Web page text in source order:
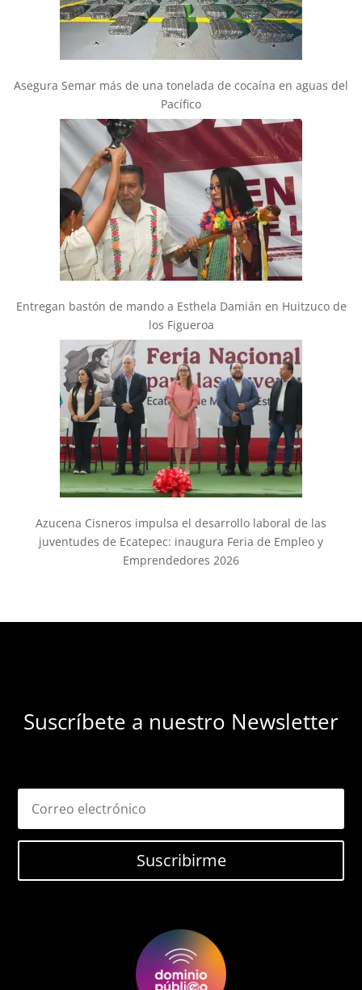
Asegura Semar más de una tonelada de cocaína en aguas del
Pacífico
Entregan bastón de mando a Esthela Damián en Huitzuco de
los Figueroa
Azucena Cisneros impulsa el desarrollo laboral de las
juventudes de Ecatepec: inaugura Feria de Empleo y
Emprendedores 2026
Suscríbete a nuestro Newsletter
Suscribirme